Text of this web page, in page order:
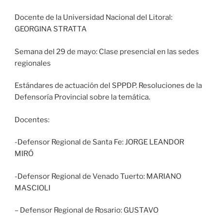
Docente de la Universidad Nacional del Litoral:
GEORGINA STRATTA
Semana del 29 de mayo: Clase presencial en las sedes
regionales
Estándares de actuación del SPPDP. Resoluciones de la
Defensoría Provincial sobre la temática.
Docentes:
-Defensor Regional de Santa Fe: JORGE LEANDOR
MIRÓ
-Defensor Regional de Venado Tuerto: MARIANO
MASCIOLI
– Defensor Regional de Rosario: GUSTAVO